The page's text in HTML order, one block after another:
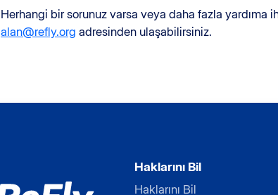
Herhangi bir sorunuz varsa veya daha fazla yardıma
alan@refly.org adresinden ulaşabilirsiniz.
Haklarını Bil
Haklarını Bil